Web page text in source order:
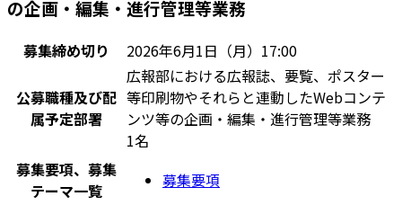
の企画・編集・進行管理等業務
募集締め切り 2026年6月1日（月）17:00
公募職種及び配
属予定部署
広報部における広報誌、要覧、ポスター
等印刷物やそれらと連動したWebコンテ
ンツ等の企画・編集・進行管理等業務
1名
募集要項、募集
テーマ一覧
募集要項